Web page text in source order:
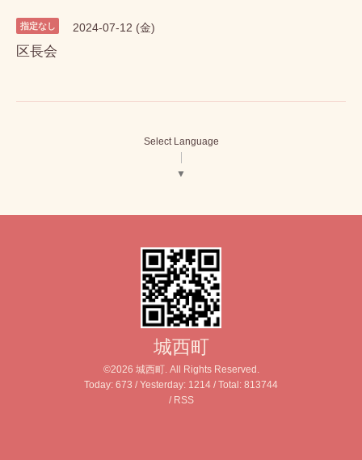
指定なし 2024-07-12 (金)
区長会
Select Language
▼
城西町
©2026 城西町. All Rights Reserved.
Today: 673 / Yesterday: 1214 / Total: 813744
/ RSS